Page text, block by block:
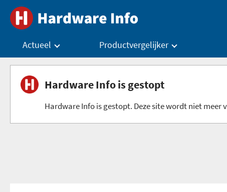
Actueel Productvergelijker
Hardware Info is gestopt
Hardware Info is gestopt. Deze site wordt niet